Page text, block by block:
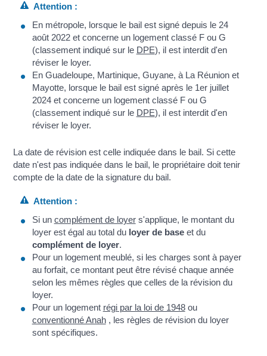
Attention :
En métropole, lorsque le bail est signé depuis le 24
août 2022 et concerne un logement classé F ou G
(classement indiqué sur le DPE), il est interdit d'en
réviser le loyer.
En Guadeloupe, Martinique, Guyane, à La Réunion et
Mayotte, lorsque le bail est signé après le 1erjuillet
2024 et concerne un logement classé F ou G
(classement indiqué sur le DPE), il est interdit d'en
réviser le loyer.
La date de révision est celle indiquée dans le bail. Si cette
date n'est pas indiquée dans le bail, le propriétaire doit tenir
compte de la date de la signature du bail.
Attention :
Si un complément de loyers'applique, le montant du
loyer est égal au total du loyer de baseet du
complément de loyer.
Pour un logement meublé, si les charges sont à payer
au forfait, ce montant peut être révisé chaque année
selon les mêmes règles que celles de la révision du
loyer.
Pour un logement régi par la loi de 1948ou
conventionné Anah, les règles de révision du loyer
sont spécifiques.